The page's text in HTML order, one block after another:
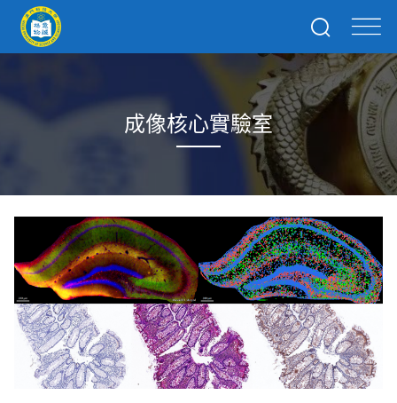
成像核心實驗室